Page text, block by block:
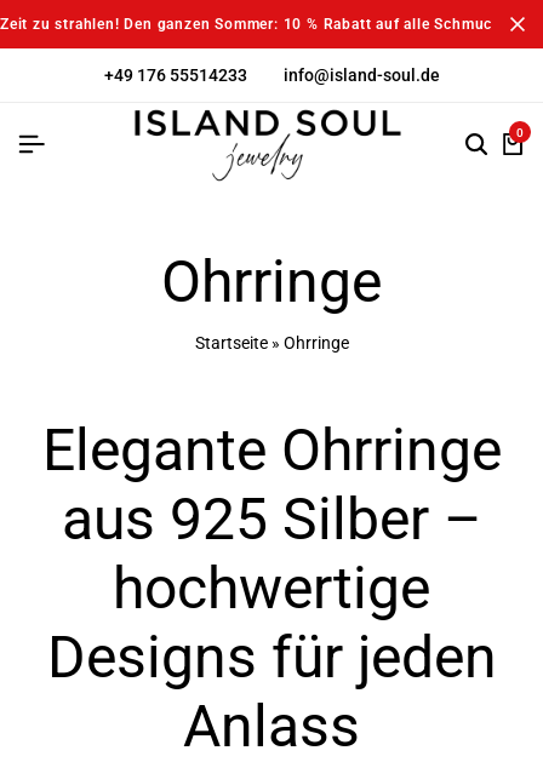
Zeit zu strahlen! Den ganzen Sommer: 10 % Rabatt auf alle
+49 176 55514233 info@island-soul.de
0
Ohrringe
Startseite» Ohrringe
Elegante Ohrringe
aus 925 Silber –
hochwertige
Designs für jeden
Anlass